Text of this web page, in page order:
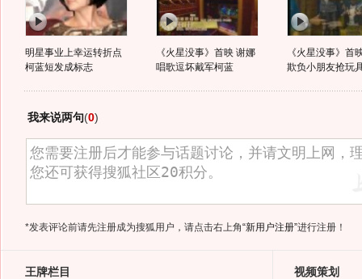
明星事业上幸运转折点
柯蓝短发成标志
《火星没事》首映 谢娜
唱歌逗坏戴军柯蓝
《火星没事》首
欺负小朋友抢玩
我来说两句(0)
*发表评论前请先注册成为搜狐用户，请点击右上角“新用户注册”进行注册！
王牌栏目 视频策划